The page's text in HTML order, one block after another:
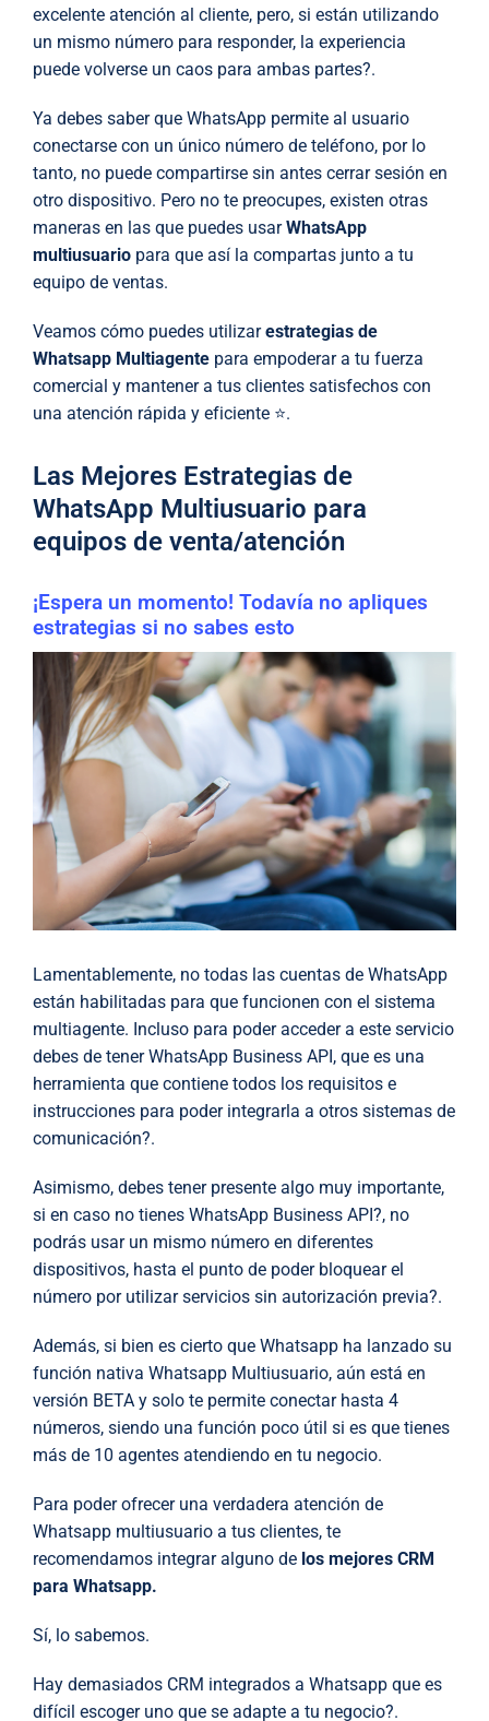
excelente atención al cliente, pero, si están utilizando
un mismo número para responder, la experiencia
puede volverse un caos para ambas partes?.
Ya debes saber que WhatsApp permite al usuario
conectarse con un único número de teléfono, por lo
tanto, no puede compartirse sin antes cerrar sesión en
otro dispositivo. Pero no te preocupes, existen otras
maneras en las que puedes usarWhatsApp
multiusuario para que así la compartas junto a tu
equipo de ventas.
Veamos cómo puedes utilizarestrategias de
Whatsapp Multiagente para empoderar a tu fuerza
comercial y mantener a tus clientes satisfechos con
una atención rápida y eficiente ⭐.
Las Mejores Estrategias de
WhatsApp Multiusuario para
equipos de venta/atención
¡Espera un momento! Todavía no apliques
estrategias si no sabes esto
Lamentablemente, no todas las cuentas de WhatsApp
están habilitadas para que funcionen con el sistema
multiagente. Incluso para poder acceder a este servicio
debes de tener WhatsApp Business API, que es una
herramienta que contiene todos los requisitos e
instrucciones para poder integrarla a otros sistemas de
comunicación?.
Asimismo, debes tener presente algo muy importante,
si en caso no tienes WhatsApp Business API?, no
podrás usar un mismo número en diferentes
dispositivos, hasta el punto de poder bloquear el
número por utilizar servicios sin autorización previa?.
Además, si bien es cierto que Whatsapp ha lanzado su
función nativa Whatsapp Multiusuario, aún está en
versión BETA y solo te permite conectar hasta 4
números, siendo una función poco útil si es que tienes
más de 10 agentes atendiendo en tu negocio.
Para poder ofrecer una verdadera atención de
Whatsapp multiusuario a tus clientes, te
recomendamos integrar alguno de los mejores CRM
para Whatsapp.
Sí, lo sabemos.
Hay demasiados CRM integrados a Whatsapp que es
difícil escoger uno que se adapte a tu negocio?.